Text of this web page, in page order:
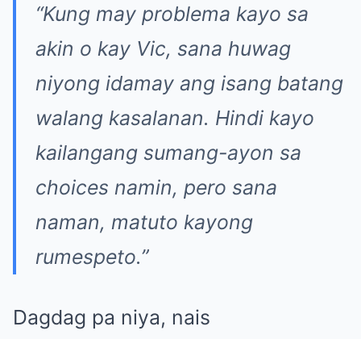
“Kung may problema kayo sa
akin o kay Vic, sana huwag
niyong idamay ang isang batang
walang kasalanan. Hindi kayo
kailangang sumang-ayon sa
choices namin, pero sana
naman, matuto kayong
rumespeto.”
Dagdag pa niya, nais